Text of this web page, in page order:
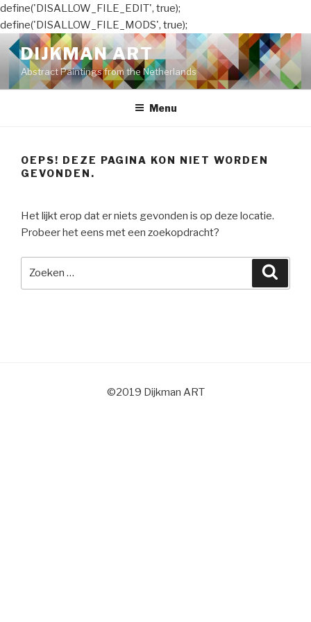
define('DISALLOW_FILE_EDIT', true);
define('DISALLOW_FILE_MODS', true);
Naar
de
inhoud
springen
DIJKMAN ART
Abstract Paintings from the Netherlands
Menu
OEPS! DEZE PAGINA KON NIET WORDEN
GEVONDEN.
Het lijkt erop dat er niets gevonden is op deze locatie.
Probeer het eens met een zoekopdracht?
©2019 Dijkman ART